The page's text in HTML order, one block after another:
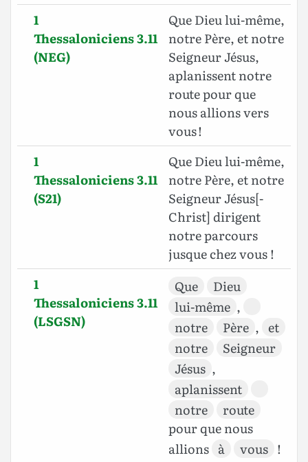
1
Thessaloniciens 3.11
(NEG)
Que Dieu lui-même,
notre Père, et notre
Seigneur Jésus,
aplanissent notre
route pour que
nous allions vers
vous !
1
Thessaloniciens 3.11
(S21)
Que Dieu lui-même,
notre Père, et notre
Seigneur Jésus[-
Christ] dirigent
notre parcours
jusque chez vous !
1
Thessaloniciens 3.11
(LSGSN)
Que
Dieu
lui-même ,
notre
Père , et
notre
Seigneur
Jésus ,
aplanissent
notre
route
pour que nous
allions à vous !